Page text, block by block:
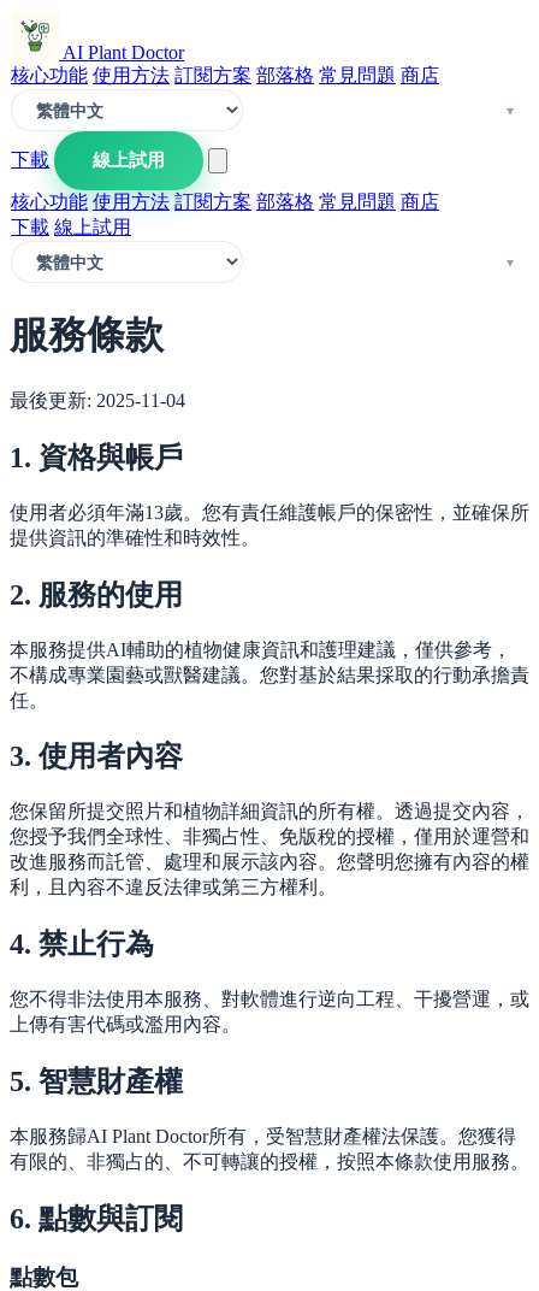
AI Plant Doctor
核心功能 使用方法 訂閱方案 部落格 常見問題 商店
下載 線上試用
核心功能 使用方法 訂閱方案 部落格 常見問題 商店
下載 線上試用
服務條款
最後更新: 2025-11-04
1. 資格與帳戶
使用者必須年滿13歲。您有責任維護帳戶的保密性，並確保所
提供資訊的準確性和時效性。
2. 服務的使用
本服務提供AI輔助的植物健康資訊和護理建議，僅供參考，
不構成專業園藝或獸醫建議。您對基於結果採取的行動承擔責
任。
3. 使用者內容
您保留所提交照片和植物詳細資訊的所有權。透過提交內容，
您授予我們全球性、非獨占性、免版稅的授權，僅用於運營和
改進服務而託管、處理和展示該內容。您聲明您擁有內容的權
利，且內容不違反法律或第三方權利。
4. 禁止行為
您不得非法使用本服務、對軟體進行逆向工程、干擾營運，或
上傳有害代碼或濫用內容。
5. 智慧財產權
本服務歸AI Plant Doctor所有，受智慧財產權法保護。您獲得
有限的、非獨占的、不可轉讓的授權，按照本條款使用服務。
6. 點數與訂閱
點數包